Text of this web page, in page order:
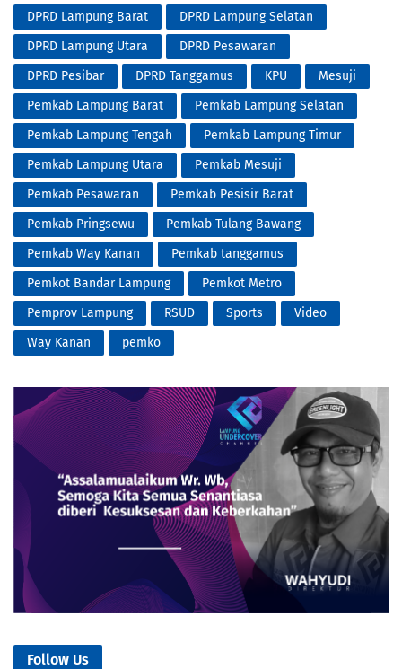
DPRD Lampung Barat
DPRD Lampung Selatan
DPRD Lampung Utara
DPRD Pesawaran
DPRD Pesibar
DPRD Tanggamus KPU
Mesuji
Pemkab Lampung Barat
Pemkab Lampung Selatan
Pemkab Lampung Tengah
Pemkab Lampung Timur
Pemkab Lampung Utara
Pemkab Mesuji
Pemkab Pesawaran
Pemkab Pesisir Barat
Pemkab Pringsewu
Pemkab Tulang Bawang
Pemkab Way Kanan
Pemkab tanggamus
Pemkot Bandar Lampung
Pemkot Metro
Pemprov Lampung
RSUD Sports
Video
Way Kanan
pemko
Follow Us